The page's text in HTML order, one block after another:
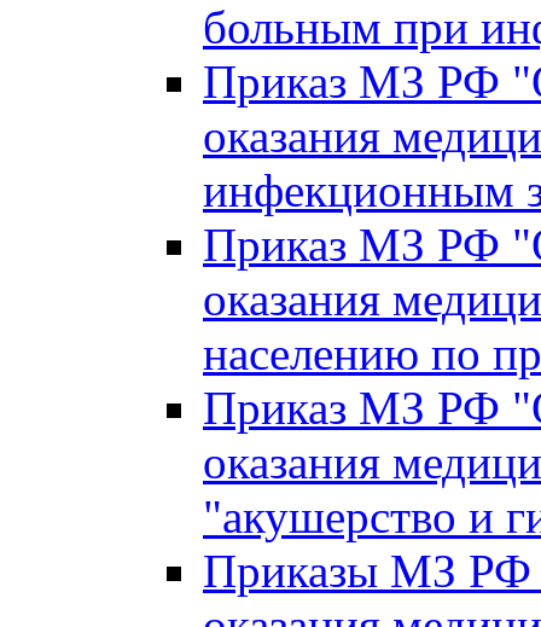
больным при
Приказ МЗ РФ
оказания
инфекционным
Приказ МЗ РФ
оказания
населению по
Приказ МЗ РФ
оказания
"акушерство и
Приказы МЗ РФ